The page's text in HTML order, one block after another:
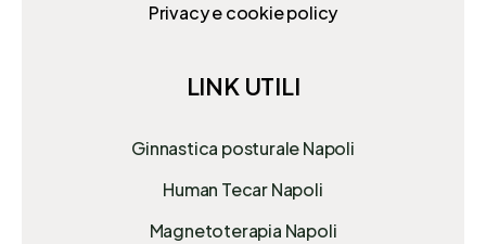
Privacy e cookie policy
LINK UTILI
Ginnastica posturale Napoli
Human Tecar Napoli
Magnetoterapia Napoli